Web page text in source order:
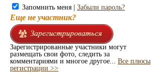
Запомнить меня | Забыли пароль?
Еще не участник?
Зарегистрированные участники могут
размещать свои фото, следить за
комментариями и многое другое... Все плюсы
регистрации >>